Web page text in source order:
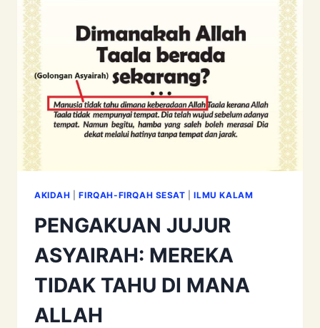
ARAFAH
AKIDAH |FIRQAH-FIRQAH SESAT |ILMU KALAM
PENGAKUAN JUJUR
ASYAIRAH: MEREKA
TIDAK TAHU DI MANA
ALLAH